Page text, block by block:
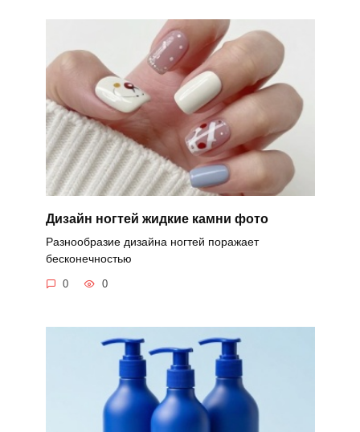
Дизайн ногтей жидкие камни фото
Разнообразие дизайна ногтей поражает
бесконечностью
0 0